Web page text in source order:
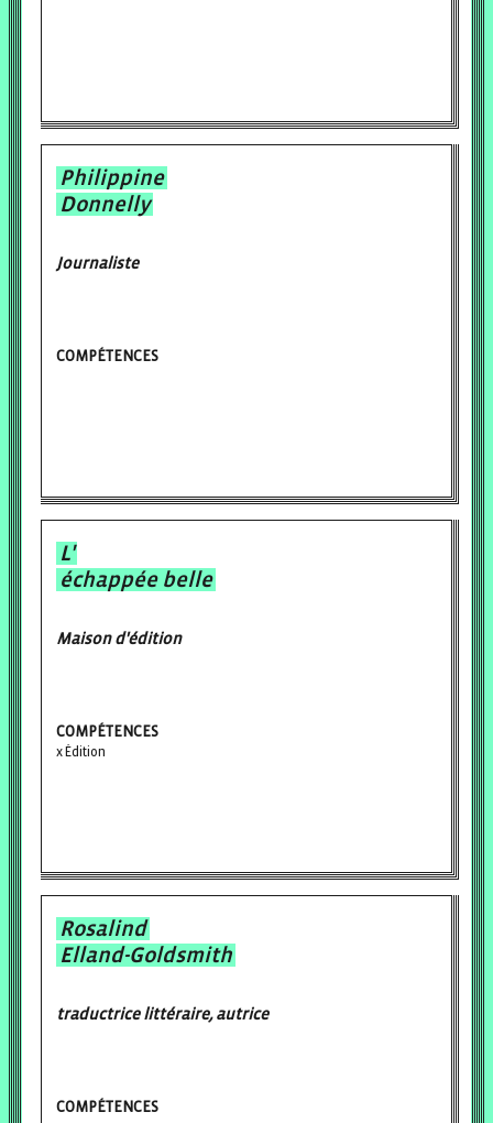
Philippine
Donnelly
Journaliste
COMPÉTENCES
L'
échappée belle
Maison d'édition
COMPÉTENCES
Édition
Rosalind
Elland-Goldsmith
traductrice littéraire, autrice
COMPÉTENCES